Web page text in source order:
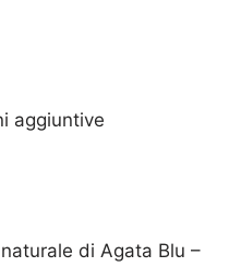
aggiuntive
di Agata Blu –